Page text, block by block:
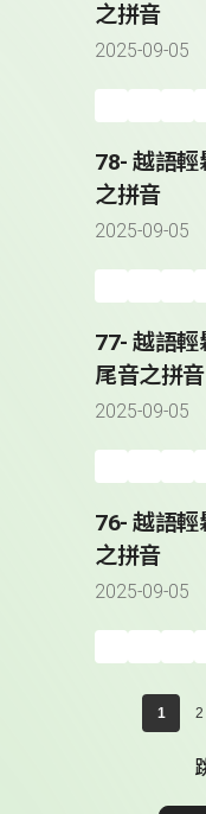
之拼音
2025-09-05
78- 越語輕
之拼音
2025-09-05
77- 越語輕
尾音之拼音
2025-09-05
76- 越語輕
之拼音
2025-09-05
1 2